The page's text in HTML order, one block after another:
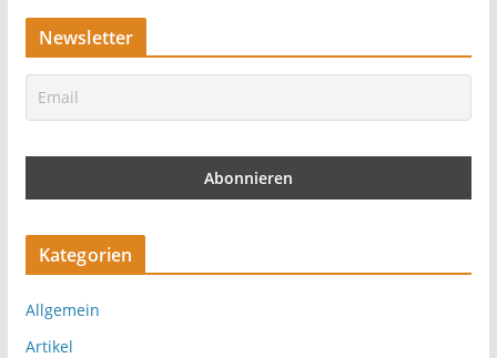
Newsletter
Kategorien
Allgemein
Artikel